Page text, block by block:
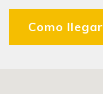
Como llegar